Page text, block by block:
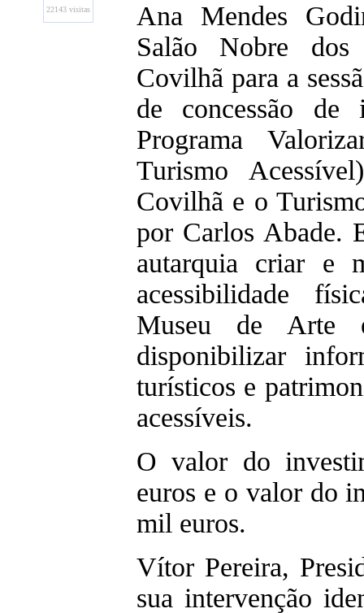
22143 visitas
Ana Mendes
Salão Nobre
Covilhã para a
de concessão de
Programa
Turismo
Covilhã e o
por Carlos Abade.
autarquia criar e
acessibilidade
Museu de Arte
disponibilizar
turísticos e
acessíveis.
O valor do
euros e o valor do
mil euros.
Vítor Pereira,
sua intervenção